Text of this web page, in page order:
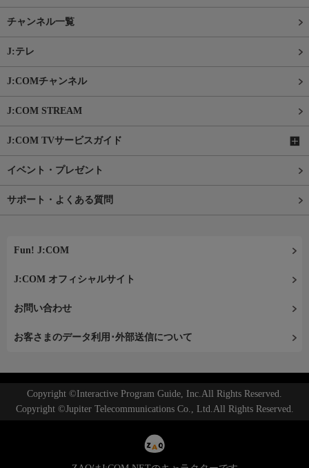
チャンネル一覧
J:テレ
J:COMチャンネル
J:COM STREAM
J:COM TVサービスガイド
イベント・プレゼント
サポート・よくある質問
Fun! J:COM
J:COM オフィシャルサイト
お問い合わせ
お客さまのデータ利用･外部送信について
Copyright ©Interactive Program Guide, Inc.All Rights Reserved.
Copyright ©Jupiter Telecommunications Co., Ltd.All Rights Reserved.